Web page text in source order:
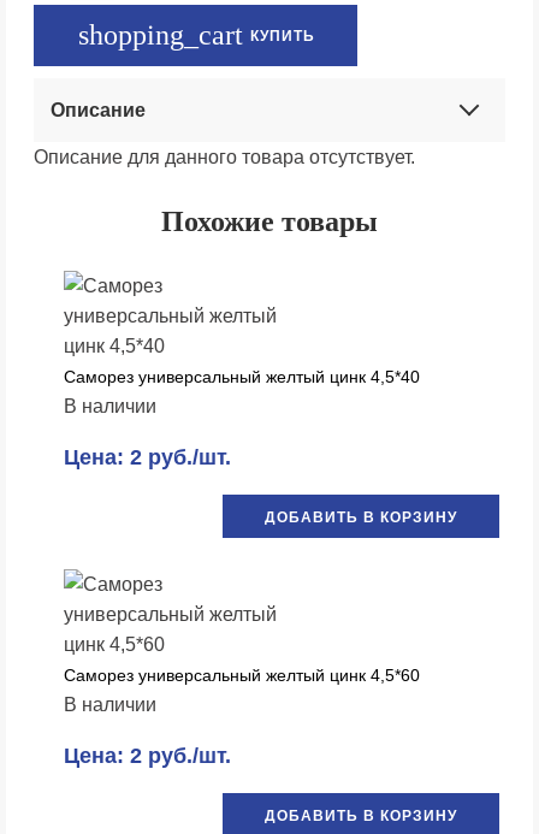
КУПИТЬ
Описание
Описание для данного товара отсутствует.
Похожие товары
Саморез универсальный желтый цинк 4,5*40
В наличии
Цена: 2 руб./шт.
ДОБАВИТЬ В КОРЗИНУ
Саморез универсальный желтый цинк 4,5*60
В наличии
Цена: 2 руб./шт.
ДОБАВИТЬ В КОРЗИНУ